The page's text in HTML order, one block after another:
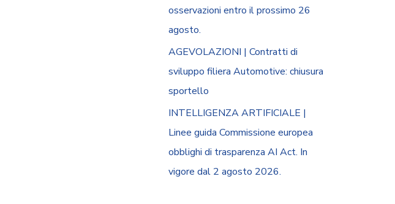
osservazioni entro il prossimo 26
agosto.
AGEVOLAZIONI | Contratti di
sviluppo filiera Automotive: chiusura
sportello
INTELLIGENZA ARTIFICIALE |
Linee guida Commissione europea
obblighi di trasparenza AI Act. In
vigore dal 2 agosto 2026.